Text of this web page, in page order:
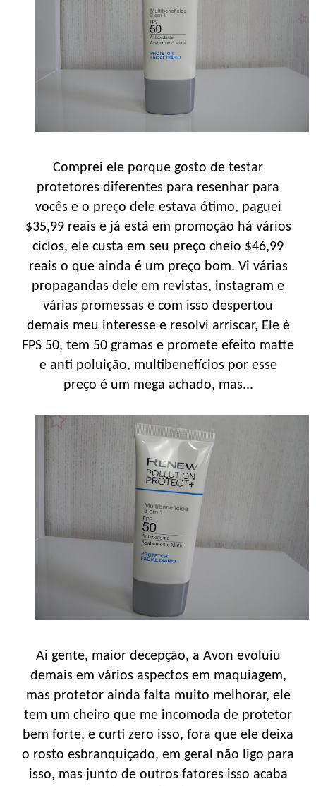
Comprei ele porque gosto de testar
protetores diferentes para resenhar para
vocês e o preço dele estava ótimo, paguei
$35,99 reais e já está em promoção há vários
ciclos, ele custa em seu preço cheio $46,99
reais o que ainda é um preço bom. Vi várias
propagandas dele em revistas, instagram e
várias promessas e com isso despertou
demais meu interesse e resolvi arriscar, Ele é
FPS 50, tem 50 gramas e promete efeito matte
e anti poluição, multibenefícios por esse
preço é um mega achado, mas...
Ai gente, maior decepção, a Avon evoluiu
demais em vários aspectos em maquiagem,
mas protetor ainda falta muito melhorar, ele
tem um cheiro que me incomoda de protetor
bem forte, e curti zero isso, fora que ele deixa
o rosto esbranquiçado, em geral não ligo para
isso, mas junto de outros fatores isso acaba